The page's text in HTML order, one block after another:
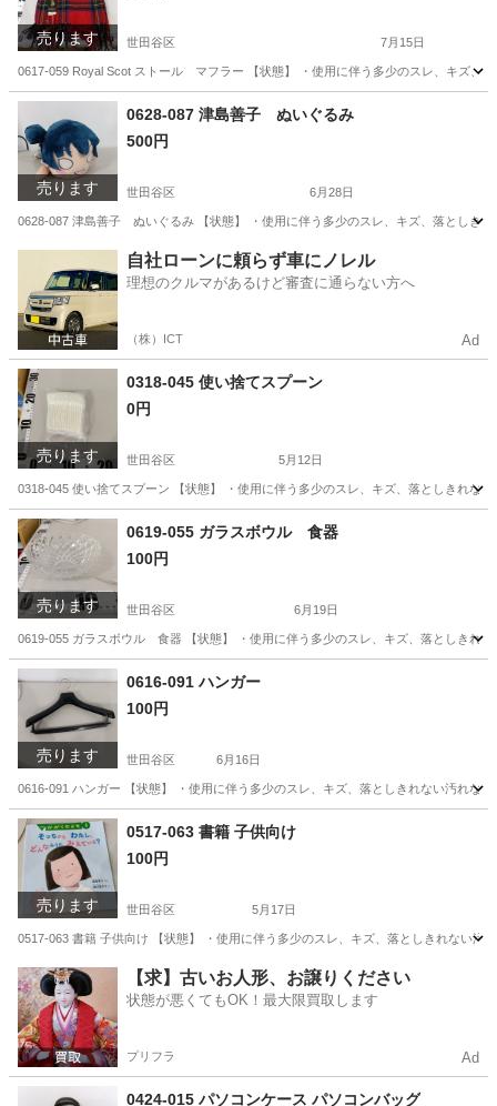
売ります 世田谷区 7月15日
0617-059 Royal Scot ストール マフラー 【状態】 ・使用に伴う多少のスレ、キズ、
現地
売ります
0628-087 津島善子 ぬいぐるみ
500円
世田谷区 6月28日
0628-087 津島善子 ぬいぐるみ 【状態】 ・使用に伴う多少のスレ、キズ、落としき
おもちゃ 現地
自社ローンに頼らず車にノレル
理想のクルマがあるけど審査に通らない方へ
（株）ICT Ad
売ります
0318-045 使い捨てスプーン
0円
世田谷区 5月12日
0318-045 使い捨てスプーン 【状態】 ・使用に伴う多少のスレ、キズ、落としきれ
東京 世田谷区
売ります
0619-055 ガラスボウル 食器
100円
世田谷区 6月19日
0619-055 ガラスボウル 食器 【状態】 ・使用に伴う多少のスレ、キズ、落としきれ
売ります
0616-091 ハンガー
100円
世田谷区 6月16日
0616-091 ハンガー 【状態】 ・使用に伴う多少のスレ、キズ、落としきれない汚れ
東京 世田谷区 洗濯用品 現地
売ります
0517-063 書籍 子供向け
100円
世田谷区 5月17日
0517-063 書籍 子供向け 【状態】 ・使用に伴う多少のスレ、キズ、落としきれない
東京 世田谷区 本/CD/DVD 現地
【求】古いお人形、お譲りください
状態が悪くてもOK！最大限買取します
プリフラ Ad
0424-015 パソコンケース パソコンバッグ